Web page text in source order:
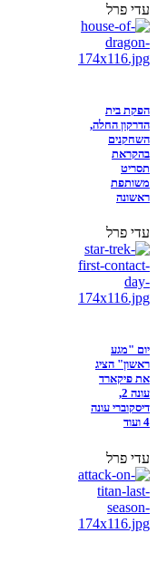
עדי פרל
הפקת בית
הדרקון החלה,
השחקנים
בהקראת
תסריט
משותפת
ראשונה
עדי פרל
יום "מגע
ראשון" הציג
את פיקארד
עונה 2,
דיסקוברי עונה
4 ועוד
עדי פרל